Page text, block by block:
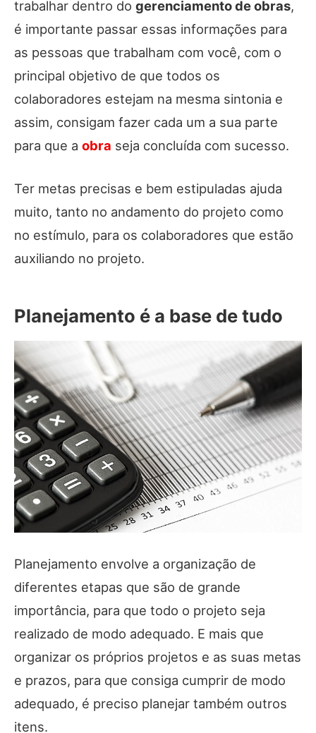
trabalhar dentro do gerenciamento de obras,
é importante passar essas informações para
as pessoas que trabalham com você, com o
principal objetivo de que todos os
colaboradores estejam na mesma sintonia e
assim, consigam fazer cada um a sua parte
para que a obra seja concluída com sucesso.
Ter metas precisas e bem estipuladas ajuda
muito, tanto no andamento do projeto como
no estímulo, para os colaboradores que estão
auxiliando no projeto.
Planejamento é a base de tudo
Planejamento envolve a organização de
diferentes etapas que são de grande
importância, para que todo o projeto seja
realizado de modo adequado. E mais que
organizar os próprios projetos e as suas metas
e prazos, para que consiga cumprir de modo
adequado, é preciso planejar também outros
itens.